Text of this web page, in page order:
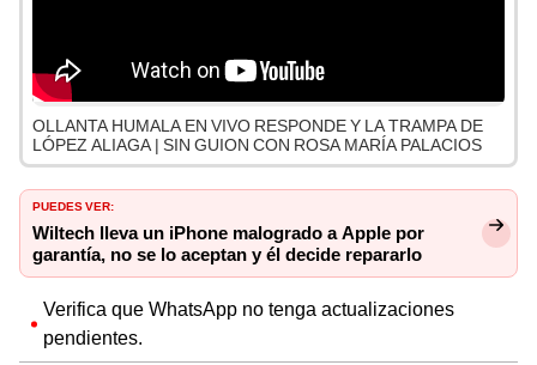
OLLANTA HUMALA EN VIVO RESPONDE Y LA TRAMPA DE
LÓPEZ ALIAGA | SIN GUION CON ROSA MARÍA PALACIOS
PUEDES VER:
Wiltech lleva un iPhone malogrado a Apple por
garantía, no se lo aceptan y él decide repararlo
Verifica que WhatsApp no tenga actualizaciones
pendientes.